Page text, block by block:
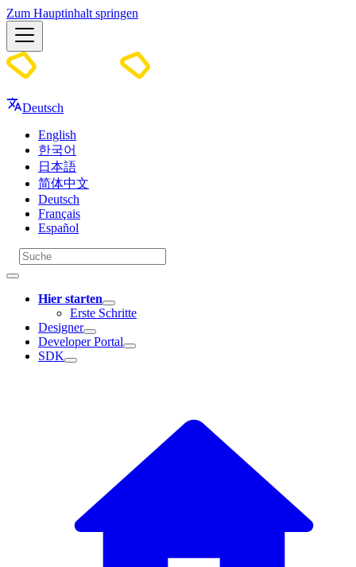
Zum Hauptinhalt springen
Deutsch
English
한국어
日本語
简体中文
Deutsch
Français
Español
Hier starten
Erste Schritte
Designer
Developer Portal
SDK